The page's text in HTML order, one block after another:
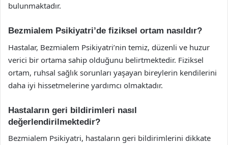
bulunmaktadır.
Bezmialem Psikiyatri’de fiziksel ortam nasıldır?
Hastalar, Bezmialem Psikiyatri’nin temiz, düzenli ve huzur
verici bir ortama sahip olduğunu belirtmektedir. Fiziksel
ortam, ruhsal sağlık sorunları yaşayan bireylerin kendilerini
daha iyi hissetmelerine yardımcı olmaktadır.
Hastaların geri bildirimleri nasıl
değerlendirilmektedir?
Bezmialem Psikiyatri, hastaların geri bildirimlerini dikkate